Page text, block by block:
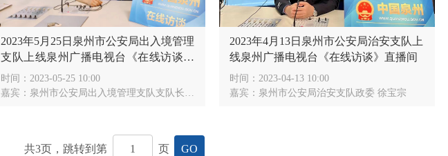
2023年5月25日泉州市公安局出入境管理
支队上线泉州广播电视台《在线访谈》
直播间
时间： 2023-05-25 10:00
嘉宾： 泉州市公安局出入境管理支队支队长 陈兵
2023年4月13日泉州市公安局治安支队上
线泉州广播电视台《在线访谈》直播间
时间： 2023-04-13 10:00
嘉宾： 泉州市公安局治安支队政委 徐宝宗
共3页，跳转到第 页 GO